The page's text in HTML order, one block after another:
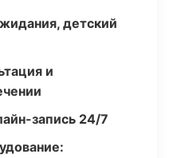
детский
и
запись 24/7